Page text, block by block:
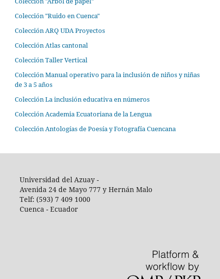
Colección "Ruido en Cuenca"
Colección ARQ UDA Proyectos
Colección Atlas cantonal
Colección Taller Vertical
Colección Manual operativo para la inclusión de niños y niñas
de 3 a 5 años
Colección La inclusión educativa en números
Colección Academia Ecuatoriana de la Lengua
Colección Antologías de Poesía y Fotografía Cuencana
Universidad del Azuay -
Avenida 24 de Mayo 777 y Hernán Malo
Telf: (593) 7 409 1000
Cuenca - Ecuador